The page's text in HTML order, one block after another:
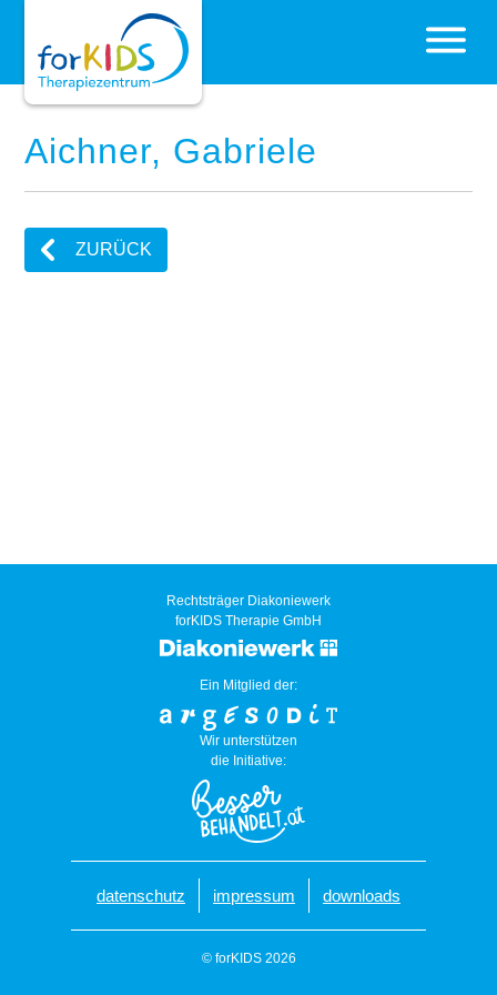
Aichner, Gabriele
ZURÜCK
Rechtsträger Diakoniewerk
forKIDS Therapie GmbH
Ein Mitglied der:
Wir unterstützen
die Initiative:
datenschutz impressum downloads
© forKIDS 2026